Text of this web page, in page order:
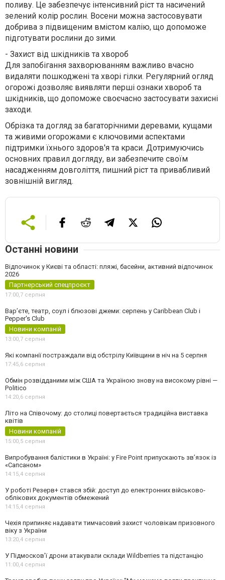
поливу. Це забезпечує інтенсивний ріст та насичений
зелений колір рослин. Восени можна застосовувати
добрива з підвищеним вмістом калію, що допоможе
підготувати рослини до зими.
- Захист від шкідників та хвороб
Для запобігання захворюванням важливо вчасно
видаляти пошкоджені та хворі гілки. Регулярний огляд
огорожі дозволяє виявляти перші ознаки хвороб та
шкідників, що допоможе своєчасно застосувати захисні
заходи.
Обрізка та догляд за багаторічними деревами, кущами
та живими огорожами є ключовими аспектами
підтримки їхнього здоров'я та краси. Дотримуючись
основних правил догляду, ви забезпечите своїм
насадженням довголіття, пишний ріст та привабливий
зовнішній вигляд.
Останні новини
Відпочинок у Києві та області: пляжі, басейни, активний відпочинок
2026
Партнерський спецпроєкт
17:00,7 серпня
Вар’єте, театр, соул і блюзові джеми: серпень у Caribbean Club і
Pepper's Club
Новини компаній
13:00,7 серпня
Які компанії постраждали від обстрілу Київщини в ніч на 5 серпня
17:45,6 серпня
Обмін розвідданими між США та Україною знову на високому рівні —
Politico
14:20,6 серпня
Літо на Співочому: до столиці повертається традиційна виставка
квітів
Новини компаній
15:00,5 серпня
Випробування балістики в Україні: у Fire Point припускають зв’язок із
«Сапсаном»
14:15,4 серпня
У роботі Резерв+ стався збій: доступ до електронних військово-
облікових документів обмежений
14:15,4 серпня
Чехія припиняє надавати тимчасовий захист чоловікам призовного
віку з України
13:20,4 серпня
У Підмосков’ї дрони атакували склади Wildberries та підстанцію
11:00,4 серпня